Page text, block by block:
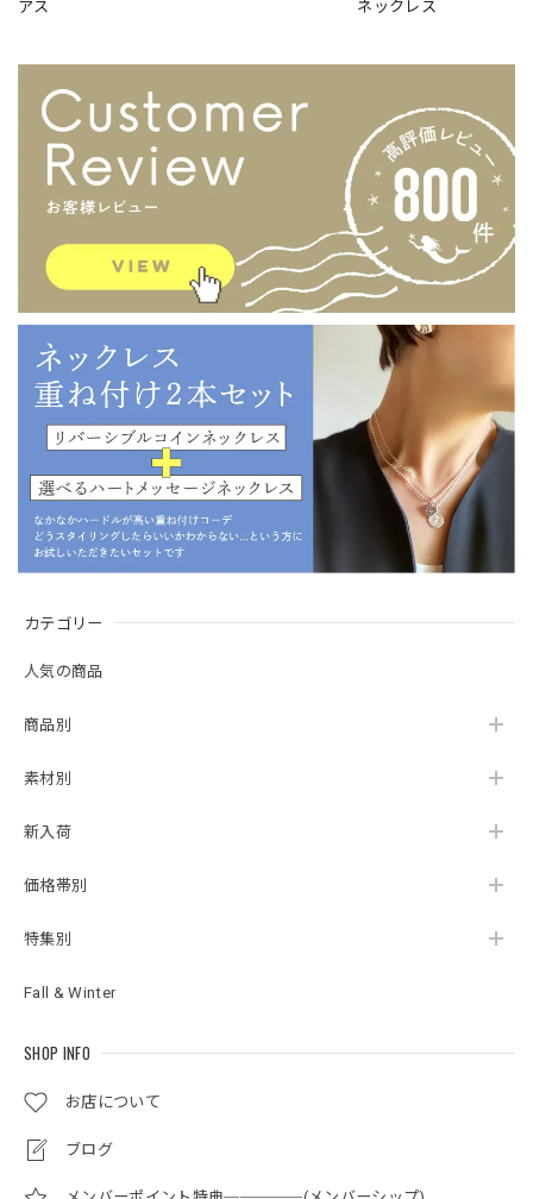
カテゴリー
人気の商品
商品別
素材別
新入荷
価格帯別
特集別
Fall & Winter
SHOP INFO
お店について
ブログ
アス
ネックレス